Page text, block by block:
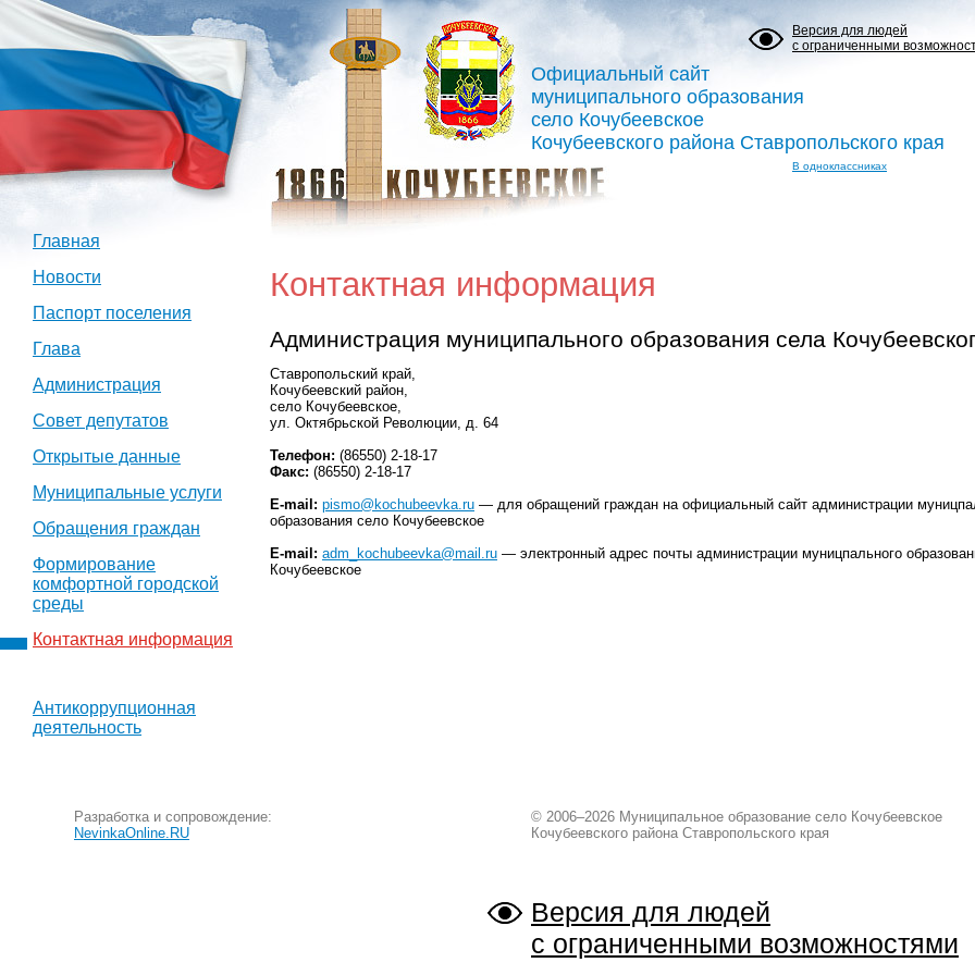
Версия для людей
с ограниченными
Официальный сайт
муниципального образования
село Кочубеевское
Кочубеевского района Ставропольского края
В одноклассниках
Главная
Новости
Паспорт поселения
Глава
Администрация
Совет депутатов
Открытые данные
Муниципальные услуги
Обращения граждан
Формирование
комфортной городской
среды
Контактная информация
Антикоррупционная
деятельность
Контактная информация
Администрация муниципального образования села
Ставропольский край,
Кочубеевский район,
село Кочубеевское,
ул. Октябрьской Революции, д. 64
Телефон: (86550) 2-18-17
Факс: (86550) 2-18-17
E-mail: pismo@kochubeevka.ru — для обращений граждан на официальный сайт администрации
образования село Кочубеевское
E-mail: adm_kochubeevka@mail.ru — электронный адрес почты администрации муницпального
Кочубеевское
Разработка и сопровождение:
NevinkaOnline.RU
© 2006–2026 Муниципальное образование село Кочубеевское
Кочубеевского района Ставропольского края
Версия для людей
с ограниченными возможностями